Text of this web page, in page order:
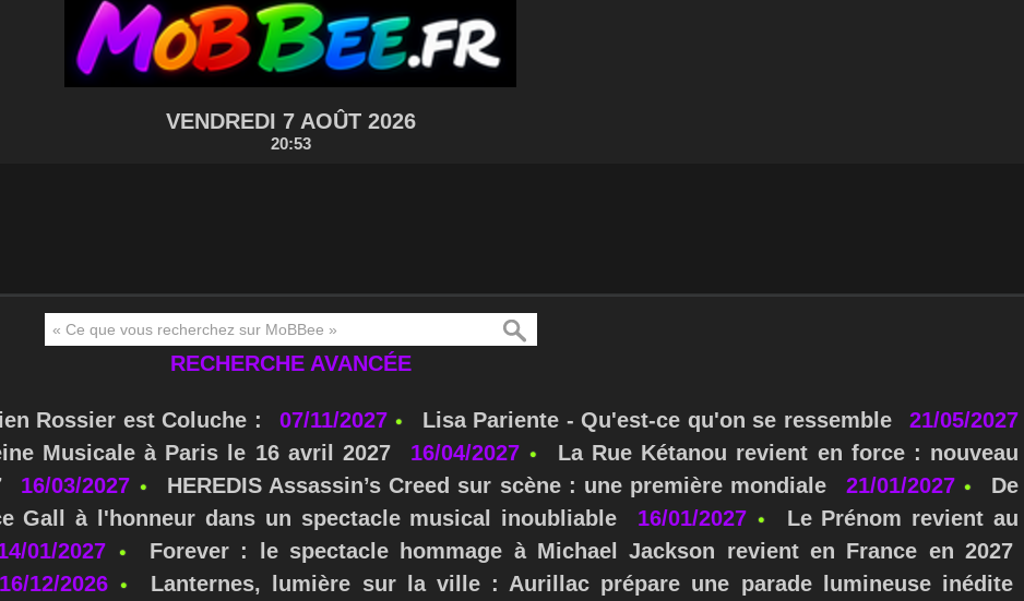
VENDREDI 7 AOÛT 2026
20:53
RECHERCHE AVANCÉE
Rossier est Coluche : 07/11/2027 Lisa Pariente - Qu'est-ce qu'on se ressemble
21/05/2027
Musicale à Paris le 16 avril 2027
16/04/2027
La Rue Kétanou revient en force : nouveau
16/03/2027 HEREDIS Assassin’s Creed sur scène : une première mondiale 21/01/2027
De
Gall à l'honneur dans un spectacle musical inoubliable
16/01/2027
Le Prénom revient au
01/2027
Forever : le spectacle hommage à Michael Jackson revient en France en 2027
16/12/2026
Lanternes, lumière sur la ville : Aurillac prépare une parade lumineuse inédite